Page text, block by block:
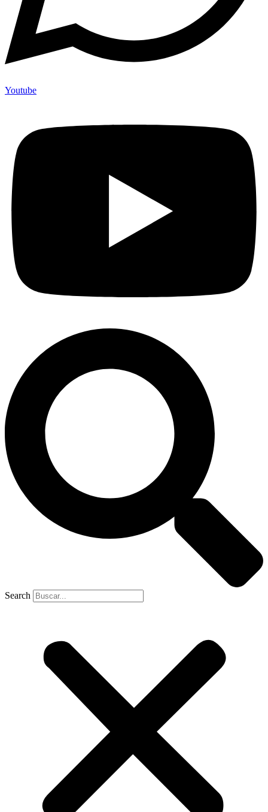
Youtube
Search